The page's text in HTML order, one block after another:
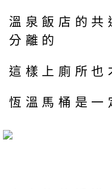
溫泉飯店的共
分離的
這樣上廁所
恆溫馬桶是一